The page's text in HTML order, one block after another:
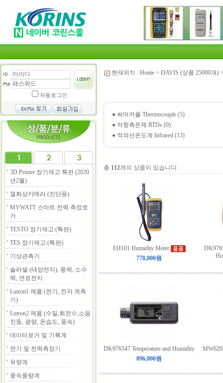
자동로그인
3D Printer 장기재고 특판 (2020
년2월)
열화상카메라 (진단용)
MYWATT 스마트 전력 측정로
거
TESTO 장기재고 (특판)
TES 장기재고 (특판)
기상관측기
솔라셀 (태양전지), 풍력, 소수
력, 연료전지
Lutron1 제품 (전기, 전자 계측
기)
Lutron2 제품 (수질,회전수,소음
진동, 광량, 온습도, 풍속)
데이터로거 및 기록계
전기 및 전력측정기
유량계
풍속풍량계
현재위치 : Home > DAVIS (상품 25000개)
● 써머커플 Thermocouple (5)
● 저항측온체 RTDs (0)
● 적외선온도계 Infrared (13)
총 112개의 상품이 있습니다.
EH101 Humidity Meter
778,000원
DK976547 Temperature and Humidity
896,000원
MW620